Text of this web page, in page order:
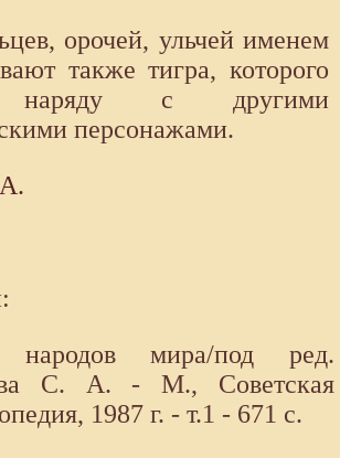
орочей, ульчей именем
также тигра, которого
наряду с другими
персонажами.
мира/под ред.
С. А. - М., Советская
1987 г. - т.1 - 671 с.